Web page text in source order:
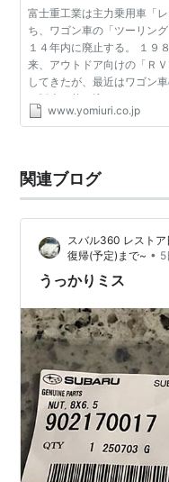
富士重工業は主力乗用車「
ち、ワゴン車の「ツーリン
１４年内に廃止する。 １９
来、アウトドア向けの「Ｒ
してきたが、最近はワゴン
で販売が落ち込んでいた。
と、車高の高いスポーツ用多
www.yomiuri.co.jp
関連ブログ
スバル360 レスト
復帰(予定)まで~ • 5
うっかりミス